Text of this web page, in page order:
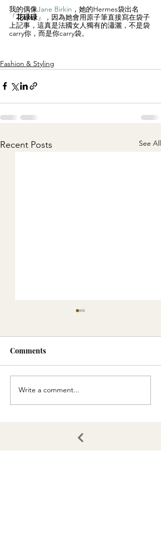
我的偶像Jane Birkin ，她的Hermes袋出名
「花碌碌 」，因為她會用原子筆直接寫在袋子
上記事，這真是法國女人獨有的瀟灑，不是袋
carry你，而是你carry袋。
Fashion & Styling
Recent Posts See All
Comments
Write a comment...